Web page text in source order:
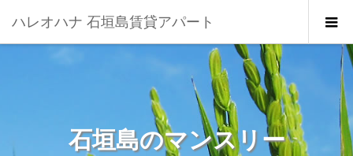
ハレオハナ 石垣島賃貸アパート
石垣島のマンスリー